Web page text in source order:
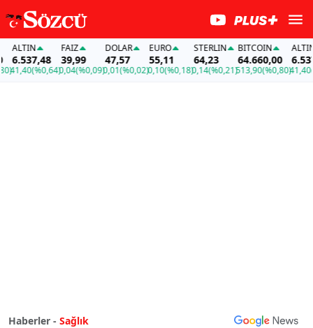
(%0,64)
FAİZ
39,99
0,04(%0,09)
DOLAR
47,57
0,01(%0,02)
EURO
55,11
0,10(%0,18)
STERLIN
64,23
0,14(%0,21)
BITCOIN
64.660,00
513,90(%0,80)
ALTIN
41,40
Haberler - Sağlık